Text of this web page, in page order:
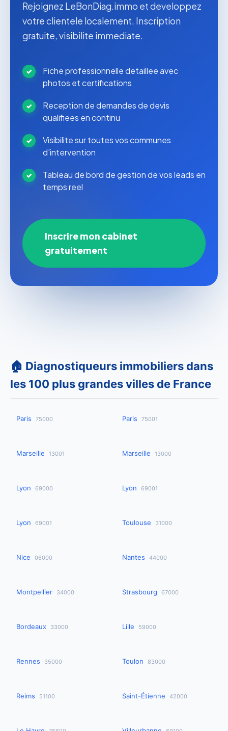
Rejoignez LeBonDiag.immo et developpez
votre clientele localement. Inscription
gratuite, visibilite immediate.
Fiche professionnelle detaillee avec
photos et certifications
Reception de demandes de devis
qualifiees en continu
Visibilite sur toutes vos communes
d'intervention
Tableau de bord de gestion de vos leads en
temps reel
Inscrire mon cabinet
gratuitement
🏠 Diagnostiqueurs immobiliers dans
les 100 plus grandes villes de France
Paris 75000 Paris 75001
Marseille 13001 Marseille 13000
Lyon 69000 Lyon 69001
Lyon 69001 Toulouse 31000
Nice 06000 Nantes 44000
Montpellier 34000 Strasbourg 67000
Bordeaux 33000 Lille 59000
Rennes 35000 Toulon 83000
Reims 51100 Saint-Étienne 42000